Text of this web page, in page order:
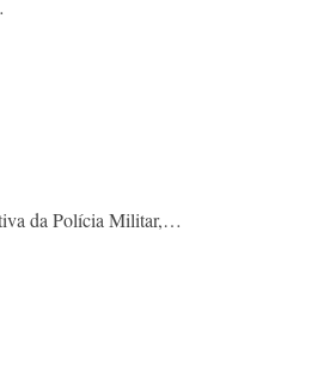
da Polícia Militar,…